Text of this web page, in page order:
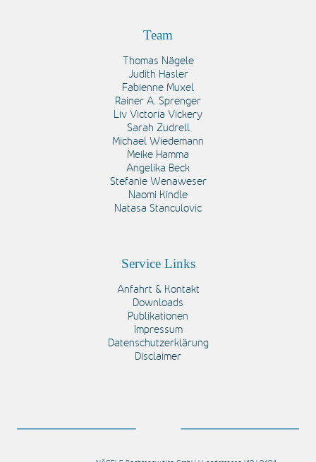
Team
Thomas Nägele
Judith Hasler
Fabienne Muxel
Rainer A. Sprenger
Liv Victoria Vickery
Sarah Zudrell
Michael Wiedemann
Meike Hamma
Angelika Beck
Stefanie Wenaweser
Naomi Kindle
Natasa Stanculovic
Service Links
Anfahrt & Kontakt
Downloads
Publikationen
Impressum
Datenschutzerklärung
Disclaimer